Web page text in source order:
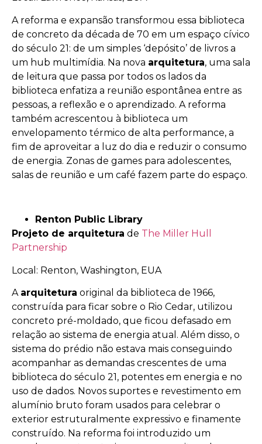
A reforma e expansão transformou essa biblioteca
de concreto da década de 70 em um espaço cívico
do século 21: de um simples ‘depósito’ de livros a
um hub multimídia. Na nova arquitetura, uma sala
de leitura que passa por todos os lados da
biblioteca enfatiza a reunião espontânea entre as
pessoas, a reflexão e o aprendizado. A reforma
também acrescentou à biblioteca um
envelopamento térmico de alta performance, a
fim de aproveitar a luz do dia e reduzir o consumo
de energia. Zonas de games para adolescentes,
salas de reunião e um café fazem parte do espaço.
Renton Public Library
Projeto de arquitetura de The Miller Hull
Partnership
Local: Renton, Washington, EUA
A arquitetura original da biblioteca de 1966,
construída para ficar sobre o Rio Cedar, utilizou
concreto pré-moldado, que ficou defasado em
relação ao sistema de energia atual. Além disso, o
sistema do prédio não estava mais conseguindo
acompanhar as demandas crescentes de uma
biblioteca do século 21, potentes em energia e no
uso de dados. Novos suportes e revestimento em
alumínio bruto foram usados para celebrar o
exterior estruturalmente expressivo e finamente
construído. Na reforma foi introduzido um